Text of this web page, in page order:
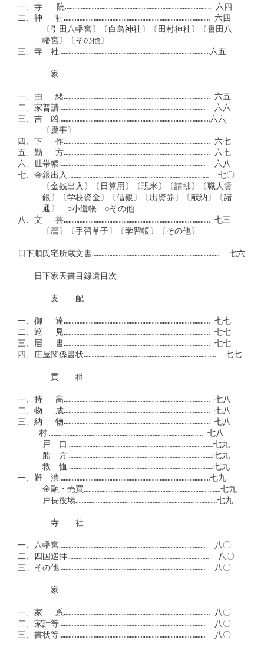
一、寺   院………………………………………………………………………………… 六四
二、神　 社………………………………………………………………………………… 六四
〔引田八幡宮〕〔白鳥神社〕〔田村神社〕〔譽田八
幡宮〕〔その他〕
三、寺　社……………………………………………………………………………………六五
家
一、由　 緒………………………………………………………………………………… 六五
二、家普請…………………………………………………………………………………  六六
三、吉　凶……………………………………………………………………………………六六
〔慶事〕
四、下　 作………………………………………………………………………………… 六七
五、勤　 方………………………………………………………………………………… 六七
六、世帯帳…………………………………………………………………………………  六八
七、金銀出入………………………………………………………………………………  七〇
〔金銭出入〕〔日算用〕〔現米〕〔請拂〕〔職人賃
銀〕〔学校資金〕〔借銀〕〔出資券〕〔献納〕〔諸
通〕　○小遣帳　○その他
八、文　 芸………………………………………………………………………………… 七三
〔暦〕〔手習草子〕〔学習帳〕〔その他〕
日下順氏宅所蔵文書………………………………………………………………………  七六
日下家天書目録遺目次
支　　配
一、御　 達………………………………………………………………………………… 七七
二、巡　 見………………………………………………………………………………… 七七
三、届　 書………………………………………………………………………………… 七七
四、庄屋関係書状…………………………………………………………………………  七七
貢　　租
一、持　 高………………………………………………………………………………… 七八
二、物　 成………………………………………………………………………………… 七八
三、納　 物………………………………………………………………………………… 七八
村……………………………………………………………………………………… 七八
戸　口…………………………………………………………………………………七九
船　方…………………………………………………………………………………七九
救　恤…………………………………………………………………………………七九
一、難　渋……………………………………………………………………………………七九
金融・売買……………………………………………………………………………七九
戸長役場………………………………………………………………………………七九
寺　　社
一、八幡宮…………………………………………………………………………………  八〇
二、四国巡拝………………………………………………………………………………  八〇
三、その他…………………………………………………………………………………  八〇
家
一、家　 系………………………………………………………………………………… 八〇
二、家計等…………………………………………………………………………………  八〇
三、書状等…………………………………………………………………………………  八〇